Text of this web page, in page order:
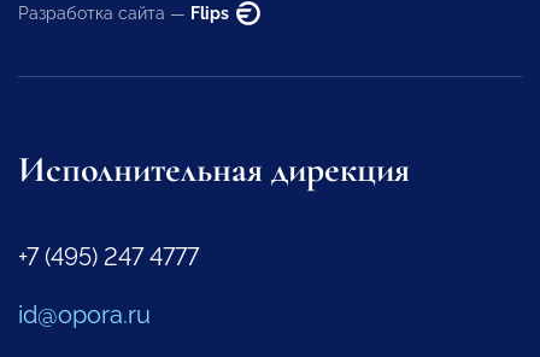
Разработка сайта — Flips
Исполнительная дирекция
+7 (495) 247 4777
id@opora.ru